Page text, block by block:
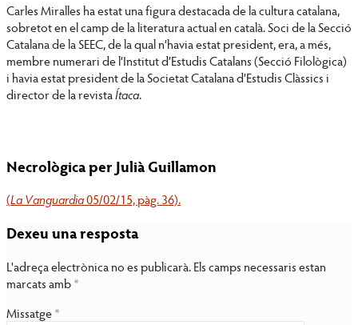
Carles Miralles ha estat una figura destacada de la cultura catalana,
sobretot en el camp de la literatura actual en català. Soci de la Secció
Catalana de la SEEC, de la qual n’havia estat president, era, a més,
membre numerari de l’Institut d’Estudis Catalans (Secció Filològica)
i havia estat president de la Societat Catalana d’Estudis Clàssics i
director de la revistaÍtaca.
Necrològica per Julià Guillamon
(La Vanguardia05/02/15, pàg. 36).
Dexeu una resposta
L'adreça electrònica no es publicarà.Els camps necessaris estan
marcats amb*
Missatge*